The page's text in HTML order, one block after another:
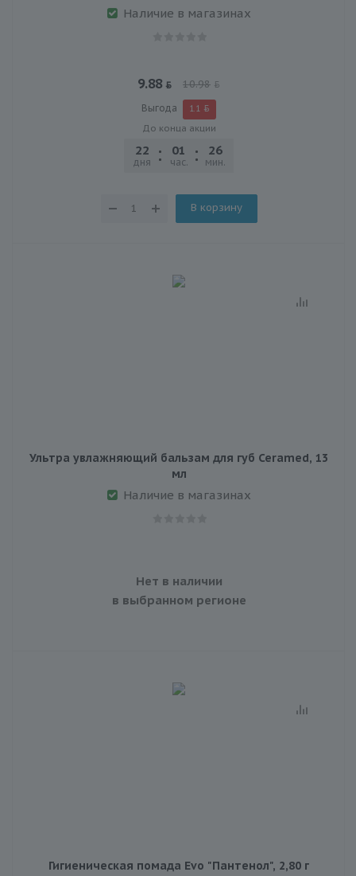
Наличие в магазинах
9.88 10.98
Выгода 1.1
До конца акции
22
дня
01
час.
26
мин.
В корзину
Ультра увлажняющий бальзам для губ Ceramed, 13
мл
Наличие в магазинах
Нет в наличии
в выбранном регионе
Гигиеническая помада Evo "Пантенол", 2,80 г